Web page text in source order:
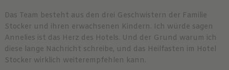
Das Team besteht aus den drei Geschwistern der Familie
Stocker und ihren erwachsenen Kindern. Ich würde sagen
Annelies ist das Herz des Hotels. Und der Grund warum ich
diese lange Nachricht schreibe, und das Heilfasten im Hotel
Stocker wirklich weiterempfehlen kann.